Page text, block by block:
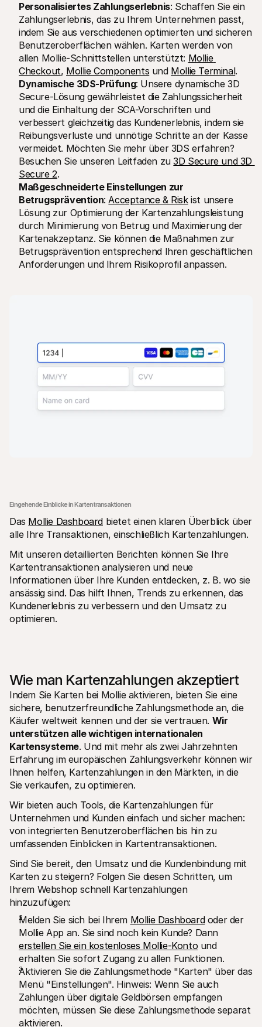
Personalisiertes Zahlungserlebnis: Schaffen Sie ein
Zahlungserlebnis, das zu Ihrem Unternehmen passt,
indem Sie aus verschiedenen optimierten und sicheren
Benutzeroberflächen wählen. Karten werden von
allen Mollie-Schnittstellen unterstützt: Mollie
Checkout, Mollie Components und Mollie Terminal.
Dynamische 3DS-Prüfung: Unsere dynamische 3D
Secure-Lösung gewährleistet die Zahlungssicherheit
und die Einhaltung der SCA-Vorschriften und
verbessert gleichzeitig das Kundenerlebnis, indem sie
Reibungsverluste und unnötige Schritte an der Kasse
vermeidet. Möchten Sie mehr über 3DS erfahren?
Besuchen Sie unseren Leitfaden zu 3D Secure und 3D
Secure 2.
Maßgeschneiderte Einstellungen zur
Betrugsprävention: Acceptance & Risk ist unsere
Lösung zur Optimierung der Kartenzahlungsleistung
durch Minimierung von Betrug und Maximierung der
Kartenakzeptanz. Sie können die Maßnahmen zur
Betrugsprävention entsprechend Ihren geschäftlichen
Anforderungen und Ihrem Risikoprofil anpassen.
Eingehende Einblicke in Kartentransaktionen
Das Mollie Dashboard bietet einen klaren Überblick über
alle Ihre Transaktionen, einschließlich Kartenzahlungen.
Mit unseren detaillierten Berichten können Sie Ihre
Kartentransaktionen analysieren und neue
Informationen über Ihre Kunden entdecken, z. B. wo sie
ansässig sind. Das hilft Ihnen, Trends zu erkennen, das
Kundenerlebnis zu verbessern und den Umsatz zu
optimieren.
Wie man Kartenzahlungen akzeptiert
Indem Sie Karten bei Mollie aktivieren, bieten Sie eine
sichere, benutzerfreundliche Zahlungsmethode an, die
Käufer weltweit kennen und der sie vertrauen. Wir
unterstützen alle wichtigen internationalen
Kartensysteme. Und mit mehr als zwei Jahrzehnten
Erfahrung im europäischen Zahlungsverkehr können wir
Ihnen helfen, Kartenzahlungen in den Märkten, in die
Sie verkaufen, zu optimieren.
Wir bieten auch Tools, die Kartenzahlungen für
Unternehmen und Kunden einfach und sicher machen:
von integrierten Benutzeroberflächen bis hin zu
umfassenden Einblicken in Kartentransaktionen.
Sind Sie bereit, den Umsatz und die Kundenbindung mit
Karten zu steigern? Folgen Sie diesen Schritten, um
Ihrem Webshop schnell Kartenzahlungen
hinzuzufügen:
Melden Sie sich bei Ihrem Mollie Dashboard oder der
erstellen Sie ein kostenloses Mollie-Konto und
erhalten Sie sofort Zugang zu allen Funktionen.
Aktivieren Sie die Zahlungsmethode "Karten" über das
Menü "Einstellungen". Hinweis: Wenn Sie auch
Zahlungen über digitale Geldbörsen empfangen
möchten, müssen Sie diese Zahlungsmethode separat
aktivieren.